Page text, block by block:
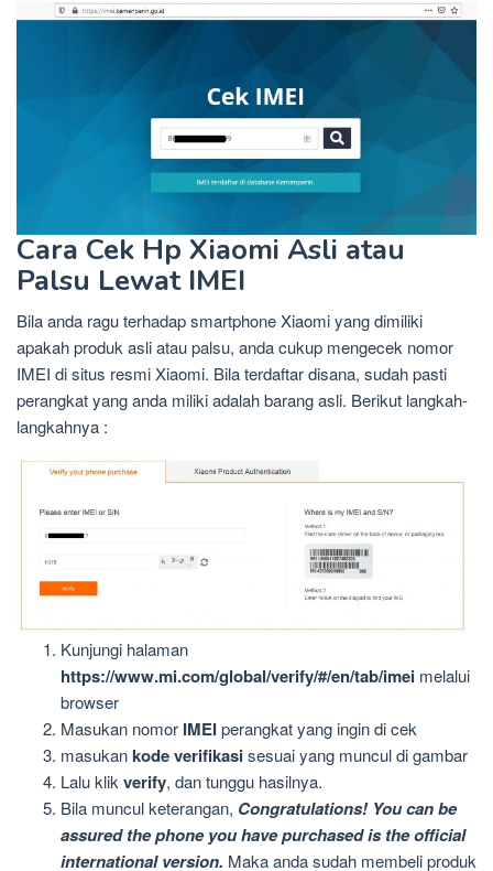
Cara Cek Hp Xiaomi Asli atau
Palsu Lewat IMEI
Bila anda ragu terhadap smartphone Xiaomi yang dimiliki
apakah produk asli atau palsu, anda cukup mengecek nomor
IMEI di situs resmi Xiaomi. Bila terdaftar disana, sudah pasti
perangkat yang anda miliki adalah barang asli. Berikut langkah-
langkahnya :
Kunjungi halaman
https://www.mi.com/global/verify/#/en/tab/imei melalui
browser
Masukan nomor IMEIperangkat yang ingin di cek
masukankode verifikasisesuai yang muncul di gambar
Lalu klik verify, dan tunggu hasilnya.
Bila muncul keterangan, Congratulations! You can be
assured the phone you have purchased is the official
international version. Maka anda sudah membeli produk